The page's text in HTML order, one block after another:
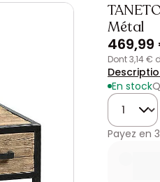
Métal
dont 3,14
En stock
Quantité
Payez en